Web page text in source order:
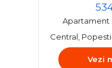
Apartament
Central,
Vezi